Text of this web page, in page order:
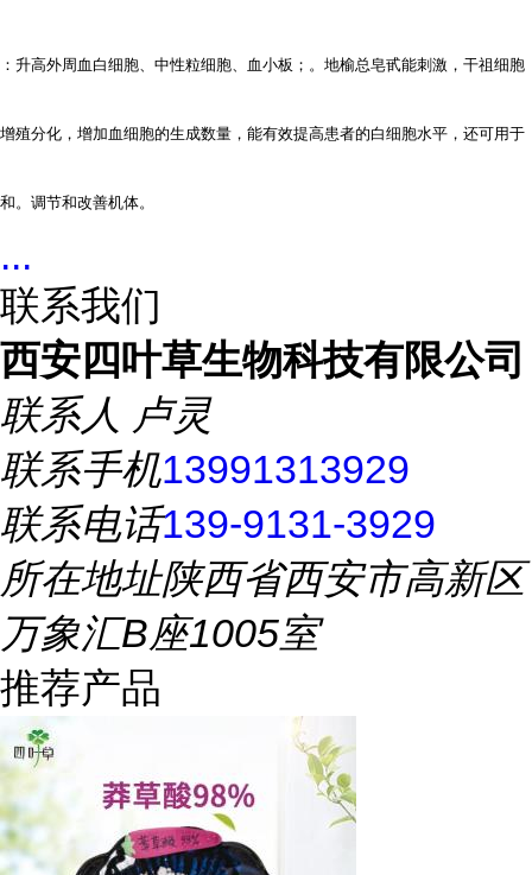
：升高外周血白细胞、中性粒细胞、血小板；。地榆总皂甙能刺激，干祖细胞
增殖分化，增加血细胞的生成数量，能有效提高患者的白细胞水平，还可用于
和。调节和改善机体。
...
联系我们
西安四叶草生物科技有限公司
联系人 卢灵
联系手机13991313929
联系电话139-9131-3929
所在地址陕西省西安市高新区
万象汇B座1005室
推荐产品